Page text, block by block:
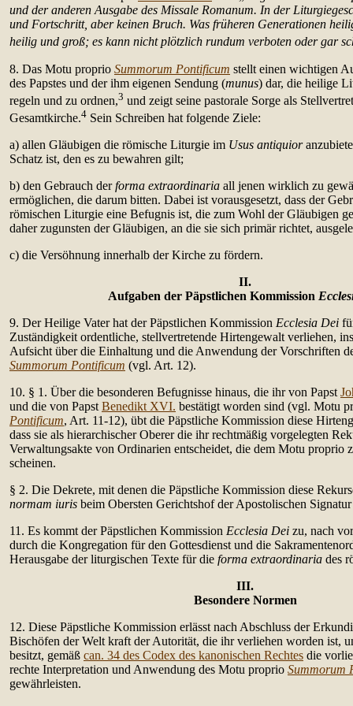
und der anderen Ausgabe des Missale Romanum. In der
und Fortschritt, aber keinen Bruch. Was früheren Generationen
heilig und groß; es kann nicht plötzlich rundum verboten oder gar
8. Das Motu proprio Summorum Pontificum stellt einen wichtigen
des Papstes und der ihm eigenen Sendung (munus) dar, die heilige
regeln und zu ordnen,3 und zeigt seine pastorale Sorge als
Gesamtkirche.4 Sein Schreiben hat folgende Ziele:
a) allen Gläubigen die römische Liturgie im Usus antiquior
Schatz ist, den es zu bewahren gilt;
b) den Gebrauch derforma extraordinaria all jenen wirklich zu
ermöglichen, die darum bitten. Dabei ist vorausgesetzt, dass der
römischen Liturgie eine Befugnis ist, die zum Wohl der Gläubigen
daher zugunsten der Gläubigen, an die sie sich primär richtet,
c) die Versöhnung innerhalb der Kirche zu fördern.
II.
Aufgaben der Päpstlichen Kommission
9. Der Heilige Vater hat der Päpstlichen Kommission Ecclesia Dei
Zuständigkeit ordentliche, stellvertretende Hirtengewalt verliehen,
Aufsicht über die Einhaltung und die Anwendung der Vorschriften
Summorum Pontificum (vgl. Art. 12).
10. § 1. Über die besonderen Befugnisse hinaus, die ihr von Papst
und die von Papst Benedikt XVI. bestätigt worden sind (vgl. Motu
Pontificum, Art. 11-12), übt die Päpstliche Kommission diese
dass sie als hierarchischer Oberer die ihr rechtmäßig vorgelegten
Verwaltungsakte von Ordinarien entscheidet, die dem Motu proprio
scheinen.
§ 2. Die Dekrete, mit denen die Päpstliche Kommission diese
normam iuris beim Obersten Gerichtshof der Apostolischen
11. Es kommt der Päpstlichen Kommission Ecclesia Dei zu, nach
durch die Kongregation für den Gottesdienst und die
Herausgabe der liturgischen Texte für die forma extraordinaria des
III.
Besondere Normen
12. Diese Päpstliche Kommission erlässt nach Abschluss der
Bischöfen der Welt kraft der Autorität, die ihr verliehen worden ist,
besitzt, gemäß can. 34 des Codex des kanonischen Rechtes die
rechte Interpretation und Anwendung des Motu proprio Summorum
gewährleisten.